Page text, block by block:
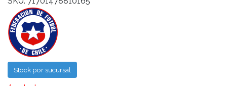
Stock por sucursal